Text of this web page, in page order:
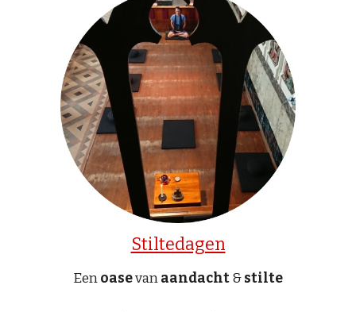
Stiltedagen
Eenoasevanaandacht&stilte